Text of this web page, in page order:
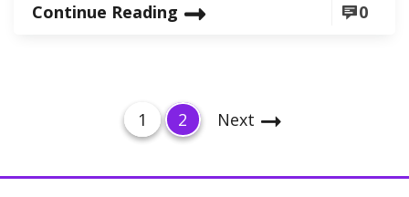
Continue Reading 0
g
P
a
1
P
a
2 Next